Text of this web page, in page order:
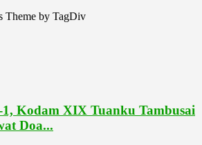
Theme by TagDiv
Kodam XIX Tuanku Tambusai
Doa...